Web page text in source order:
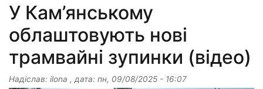
У Кам’янському
облаштовують нові
трамвайні зупинки (відео)
Надіслав: ilona , дата: пн, 09/08/2025 - 16:07